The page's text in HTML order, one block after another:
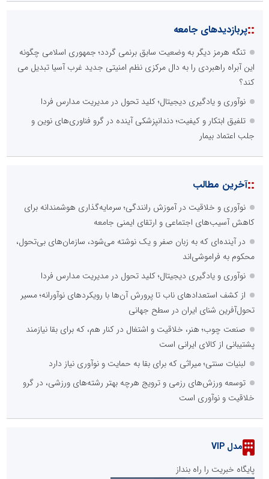
::پربازدیدهای جامعه
تنگه هرمز دیگر به وضعیت سابق برنمی گردد؛ جمهوری اسلامی چگونه
این آبراه راهبردی را به دال مرکزی نظم امنیتی جدید غرب آسیا تبدیل می
کند؟
نوآوری و یادگیری دیجیتال؛ کلید تحول در مدیریت مدارس فردا
تلفیق ابتکار و کیفیت؛ دندانپزشکی آینده در گرو فناوری‌های نوین و
جلب اعتماد بیمار
::آخرین مطالب
نوآوری و خلاقیت در آموزش رانندگی؛ سرمایه‌گذاری هوشمندانه برای
کاهش آسیب‌های اجتماعی و ارتقای ایمنی جامعه
در آینده‌ای که به زبان صفر و یک نوشته می‌شود، سازمان‌های بی‌تحول،
محکوم به فراموشی‌اند
نوآوری و یادگیری دیجیتال؛ کلید تحول در مدیریت مدارس فردا
از کشف استعدادهای ناب تا پرورش آن‌ها با رویکردهای نوآورانه؛ مسیر
تحول‌آفرین شنای ایران در سطح جهانی
صنعت چوب؛ هنر، خلاقیت و اشتغال در کنار هم، که برای بقا نیازمند
پشتیبانی از کالای ایرانی است
لبنیات سنتی؛ میراثی که برای بقا به حمایت و نوآوری نیاز دارد
توسعه ورزش‌های رزمی و ترویج هرچه بهتر رشته‌های ورزشی، در گرو
خلاقیت و نوآوری است
مدل VIP
پایگاه خبریت را راه بنداز